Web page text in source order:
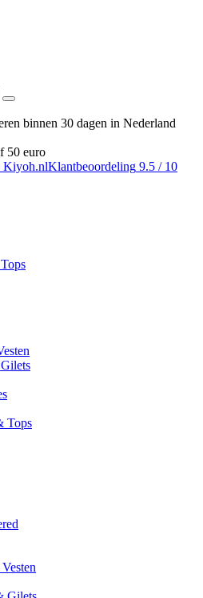
binnen 30 dagen in Nederland
50 euro
Klantbeoordeling 9.5 / 10
Tops